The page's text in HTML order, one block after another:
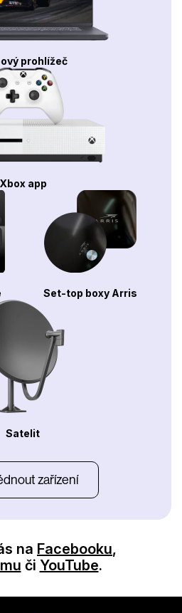
prohlížeč
Xbox app
Set-top boxy Arris
Satelit
zařízení
na Facebooku,
či YouTube.